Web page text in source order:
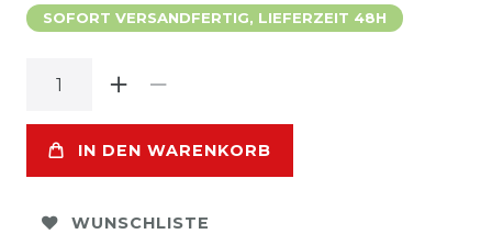
SOFORT VERSANDFERTIG, LIEFERZEIT 48H
IN DEN WARENKORB
WUNSCHLISTE